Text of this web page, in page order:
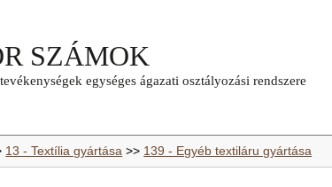
13 - Textília gyártása >> 139 - Egyéb textiláru gyártása